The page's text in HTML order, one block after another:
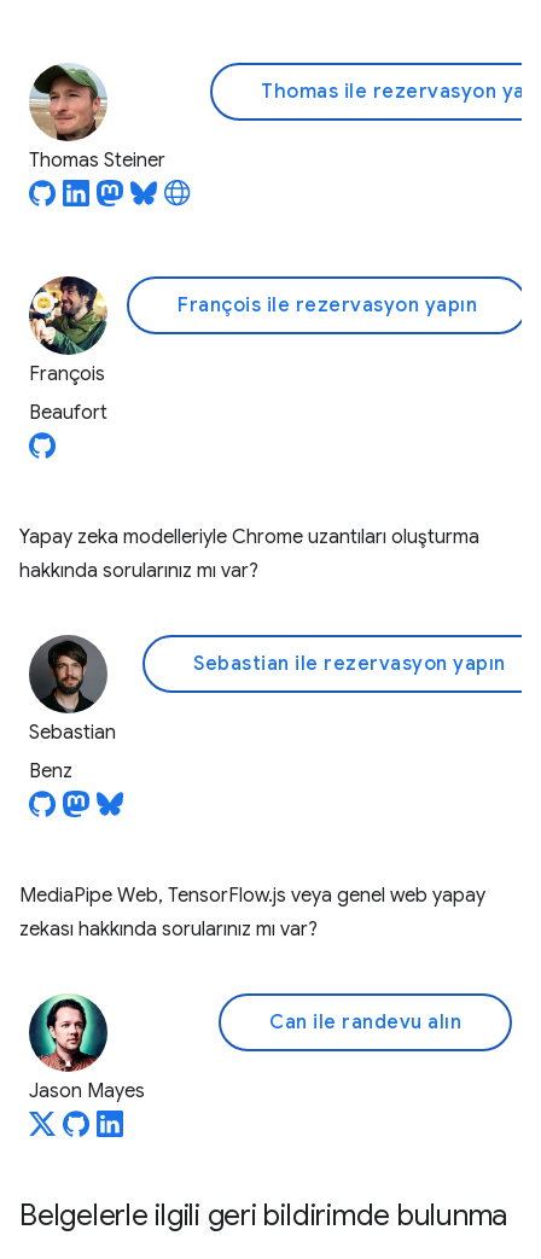
Thomas Steiner
Thomas ile rezervasyon
François
Beaufort
François ile rezervasyon yapın
Yapay zeka modelleriyle Chrome uzantıları oluşturma
hakkında sorularınız mı var?
Sebastian
Benz
Sebastian ile rezervasyon yapın
MediaPipe Web, TensorFlow.js veya genel web yapay
zekası hakkında sorularınız mı var?
Jason Mayes
Can ile randevu alın
Belgelerle ilgili geri bildirimde bulunma